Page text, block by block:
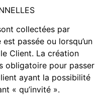
collectées par
est passée ou lorsqu’un
Client. La création
obligatoire pour passer
ayant la possibilité
« qu’invité ».